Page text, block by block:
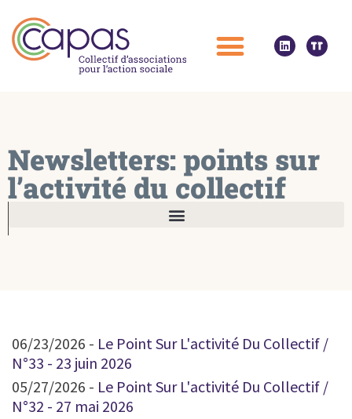
Newsletters: points sur
l’activité du collectif
06/23/2026 - Le Point Sur L'activité Du Collectif /
N°33 - 23 juin 2026
05/27/2026 - Le Point Sur L'activité Du Collectif /
N°32 - 27 mai 2026